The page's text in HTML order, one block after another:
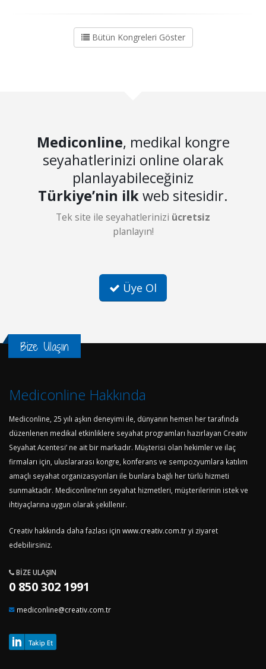
Bütün Kongreleri Göster
Mediconline, medikal kongre
seyahatlerinizi online olarak
planlayabileceğiniz
Türkiye’nin ilkweb sitesidir.
Tek site ile seyahatlerinizi ücretsiz
planlayın!
Üye Ol
Bize Ulaşın
Mediconline Hakkında
Mediconline, 25 yılı aşkın deneyimi ile, dünyanın hemen her tarafında
düzenlenen medikal etkinliklere seyahat programları hazırlayan Creativ
Seyahat Acentesi’ ne ait bir markadır. Müşterisi olan hekimler ve ilaç
firmaları için, uluslararası kongre, konferans ve sempozyumlara katılım
amaçlı seyahat organizasyonları ile bunlara bağlı her türlü hizmeti
sunmaktadır. Mediconline’nın seyahat hizmetleri, müşterilerinin istek ve
ihtiyaçlarına uygun olarak şekillenir.
Creativ hakkında daha fazlası için www.creativ.com.tryi ziyaret
edebilirsiniz.
BIZE ULAŞIN
0 850 302 1991
mediconline@creativ.com.tr